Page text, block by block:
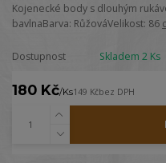
Kojenecké body s dlouhým
bavlnaBarva: RůžováVelikost: 86
Dostupnost Skladem 2 Ks
180 Kč/Ks149 Kčbez DPH